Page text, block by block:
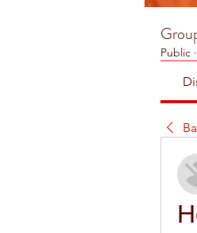
Public ·